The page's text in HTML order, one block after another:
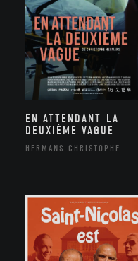
EN ATTENDANT LA
DEUXIÈME VAGUE
HERMANS CHRISTOPHE